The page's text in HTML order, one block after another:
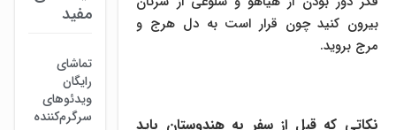
بیرون کنید چون قرار است به دل هرج و
مرج بروید.
نکاتی که قبل از سفر به هندوستان باید
مفید
تماشای
رایگان
ویدئوهای
سرگرم‌کننده